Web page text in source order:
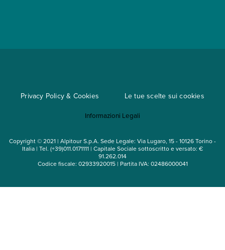
Mappa del sito
Privacy Policy & Cookies Le tue scelte sui cookies
Informazioni Legali
Copyright © 2021 | Alpitour S.p.A. Sede Legale: Via Lugaro, 15 - 10126 Torino -
Italia | Tel. (+39)011.0171111 | Capitale Sociale sottoscritto e versato: €
91.262.014
Codice fiscale: 02933920015 | Partita IVA: 02486000041